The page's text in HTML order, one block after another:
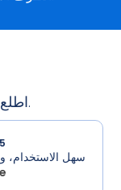
اطلع على ما يقوله مستخدمونا.
سهل الاستخدام،